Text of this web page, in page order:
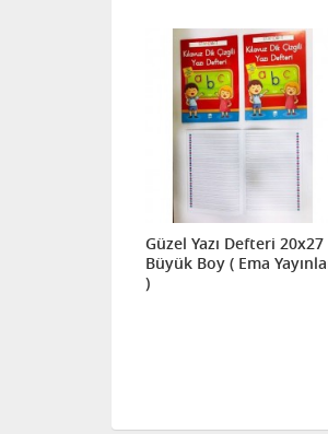
Güzel Yazı Defteri 20x27
Büyük Boy ( Ema
)